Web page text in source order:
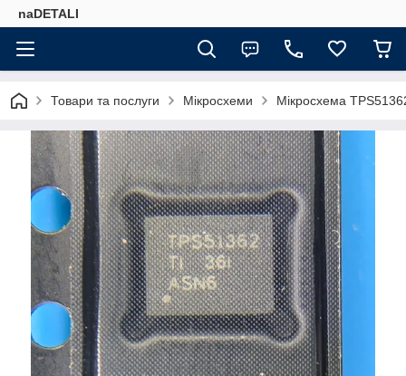
naDETALI
Товари та послуги Мікросхеми Мікросхема